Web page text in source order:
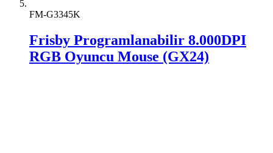
FM-G3345K
Frisby Programlanabilir 8.000DPI
RGB Oyuncu Mouse (GX24)